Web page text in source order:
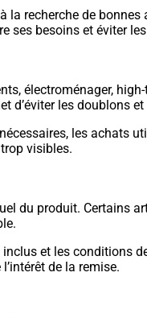
la recherche de
ses besoins et éviter
électroménager,
d’éviter les doublons
les achats
visibles.
du produit. Certains
et les
de la remise.